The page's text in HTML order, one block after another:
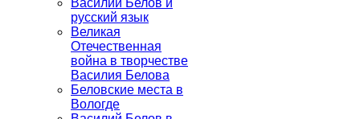
русский язык
Великая
Отечественная
война в творчестве
Василия Белова
Беловские места в
Вологде